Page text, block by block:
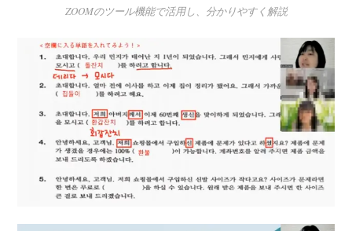
ZOOMのツール機能で活用し、分かりやすく解説